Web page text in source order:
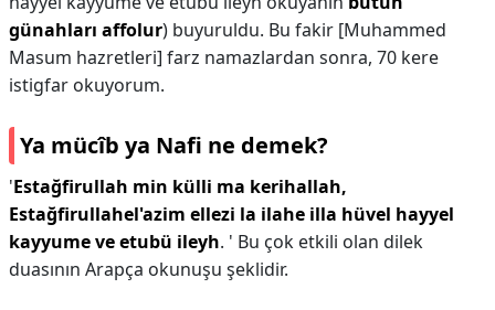
günahları affolur) buyuruldu. Bu fakir [Muhammed
Masum hazretleri] farz namazlardan sonra, 70 kere
istigfar okuyorum.
Ya mücîb ya Nafi ne demek?
'Estağfirullah min külli ma kerihallah,
Estağfirullahel'azim ellezi la ilahe illa hüvel hayyel
kayyume ve etubü ileyh. ' Bu çok etkili olan dilek
duasının Arapça okunuşu şeklidir.